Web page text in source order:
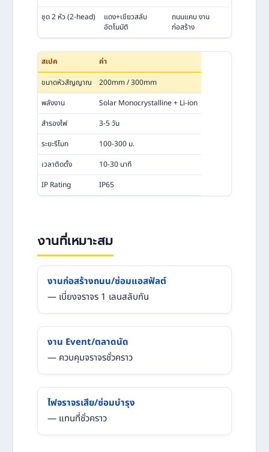
ชุด 2 หัว (2-head)
แดง+เขียวสลับ
อัตโนมัติ
ถนนแคบ งาน
ก่อสร้าง
สเปค
ค่า
ขนาดหัวสัญญาณ
200mm / 300mm
พลังงาน
Solar Monocrystalline + Li-ion
สำรองไฟ
3-5 วัน
ระยะรีโมท
100-300 ม.
เวลาติดตั้ง
10-30 นาที
IP Rating
IP65
งานที่เหมาะสม
งานก่อสร้างถนน/ซ่อมแอสฟัลต์
— เบี่ยงจราจร 1 เลนสลับกัน
งาน Event/ตลาดนัด
— ควบคุมจราจรชั่วคราว
ไฟจราจรเสีย/ซ่อมบำรุง
— แทนที่ชั่วคราว